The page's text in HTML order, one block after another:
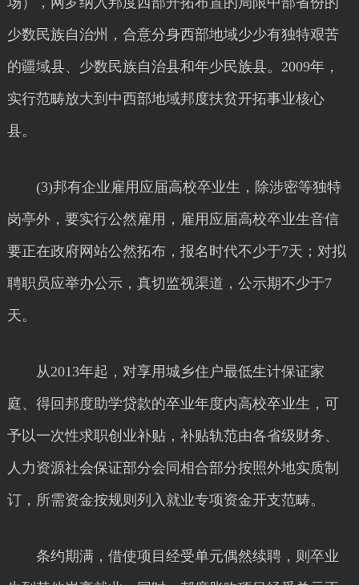
少数民族自治州，合意分身西部地域少少有独特艰苦
的疆域县、少数民族自治县和年少民族县。2009年，
实行范畴放大到中西部地域邦度扶贫开拓事业核心
县。
(3)邦有企业雇用应届高校卒业生，除涉密等独特
岗亭外，要实行公然雇用，雇用应届高校卒业生音信
要正在政府网站公然拓布，报名时代不少于7天；对拟
聘职员应举办公示，真切监视渠道，公示期不少于7
天。
从2013年起，对享用城乡住户最低生计保证家
庭、得回邦度助学贷款的卒业年度内高校卒业生，可
予以一次性求职创业补贴，补贴轨范由各省级财务、
人力资源社会保证部分会同相合部分按照外地实质制
订，所需资金按规则列入就业专项资金开支范畴。
条约期满，借使项目经受单元偶然续聘，则卒业